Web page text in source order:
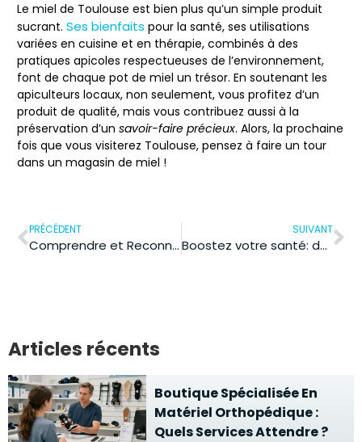
Le miel de Toulouse est bien plus qu’un simple produit
sucrant. Ses bienfaits pour la santé, ses utilisations
variées en cuisine et en thérapie, combinés à des
pratiques apicoles respectueuses de l’environnement,
font de chaque pot de miel un trésor. En soutenant les
apiculteurs locaux, non seulement, vous profitez d’un
produit de qualité, mais vous contribuez aussi à la
préservation d’un savoir-faire précieux. Alors, la prochaine
fois que vous visiterez Toulouse, pensez à faire un tour
dans un magasin de miel !
PRÉCÉDENT
Comprendre et Reconnaître les Symptômes de la Grippe pour une Meilleure Prévention
SUIVANT
Boostez votre santé: découvrez les aliments qui dopent votre système immunitaire!
Articles récents
Boutique Spécialisée En
Matériel Orthopédique :
Quels Services Attendre ?